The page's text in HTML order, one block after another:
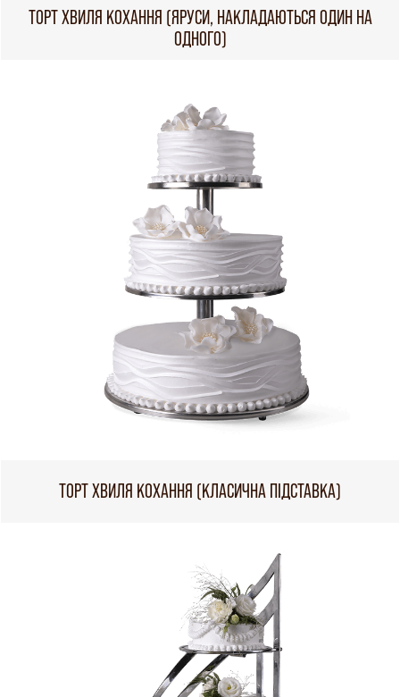
ТОРТ ХВИЛЯ КОХАННЯ (ЯРУСИ, НАКЛАДАЮТЬСЯ ОДИН НА
ОДНОГО)
ТОРТ ХВИЛЯ КОХАННЯ (КЛАСИЧНА ПІДСТАВКА)